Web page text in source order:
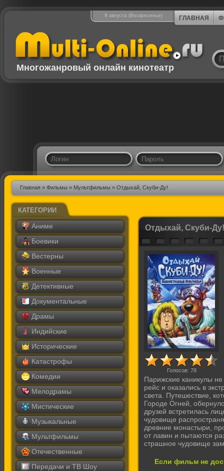
9 августа (Воскресенье) ГЛАВНАЯ
Многожанровый онлайн кинотеатр
Главная » Фильмы » Мультфильмы » Отдыхай, Скуби-Ду!
КАТЕГОРИИ
Аниме
Боевики
Вестерны
Военные
Детективные
Документальные
Драмы
Индийские
Исторические
Катастрофы
Комедии
Мелодрамы
Мистические
Музыкальные
Мультфильмы
Отечественные
Передачи и ТВ Шоу
Отдыхай, Скуби-
Голосов: 78
Парижские каникулы
рейс и оказались в
света. Путешествие,
Городе Огней,
друзей встретилась
чудовище
древние монастыри,
от лавин и пытаются
страшное чудовище
Если фильм не